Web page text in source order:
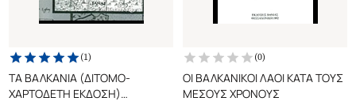
(1)
ΤΑ ΒΑΛΚΑΝΙΑ (ΔΙΤΟΜΟ-
ΧΑΡΤΟΔΕΤΗ ΕΚΔΟΣΗ)
(0)
ΟΙ ΒΑΛΚΑΝΙΚΟΙ ΛΑΟΙ ΚΑΤΑ ΤΟΥΣ
ΜΕΣΟΥΣ ΧΡΟΝΟΥΣ